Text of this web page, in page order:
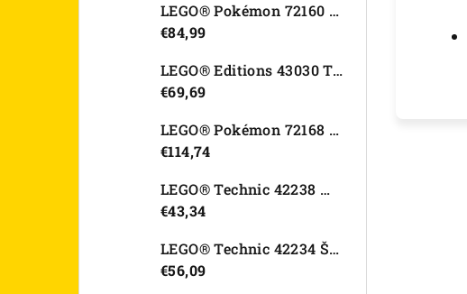
LEGO® Pokémon 72160 Arcanine
€84,99
LEGO® Editions 43030 Tajná skrýša Olivie Rodrigo
€69,69
LEGO® Pokémon 72168 Rayquaza
€114,74
LEGO® Technic 42238 Motorka Ducati Desmo450 MX Factory
€43,34
LEGO® Technic 42234 Športové auto Dodge Viper GTS-R
€56,09